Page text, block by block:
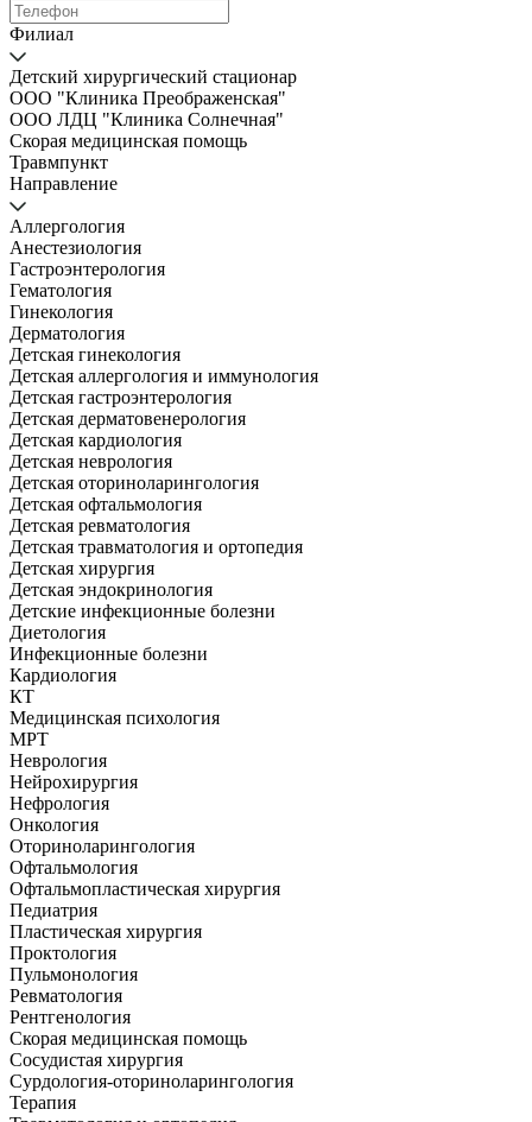
Филиал
Детский хирургический стационар
ООО "Клиника Преображенская"
ООО ЛДЦ "Клиника Солнечная"
Скорая медицинская помощь
Травмпункт
Направление
Аллергология
Анестезиология
Гастроэнтерология
Гематология
Гинекология
Дерматология
Детская гинекология
Детская аллергология и иммунология
Детская гастроэнтерология
Детская дерматовенерология
Детская кардиология
Детская неврология
Детская оториноларингология
Детская офтальмология
Детская ревматология
Детская травматология и ортопедия
Детская хирургия
Детская эндокринология
Детские инфекционные болезни
Диетология
Инфекционные болезни
Кардиология
КТ
Медицинская психология
МРТ
Неврология
Нейрохирургия
Нефрология
Онкология
Оториноларингология
Офтальмология
Офтальмопластическая хирургия
Педиатрия
Пластическая хирургия
Проктология
Пульмонология
Ревматология
Рентгенология
Скорая медицинская помощь
Сосудистая хирургия
Сурдология-оториноларингология
Терапия